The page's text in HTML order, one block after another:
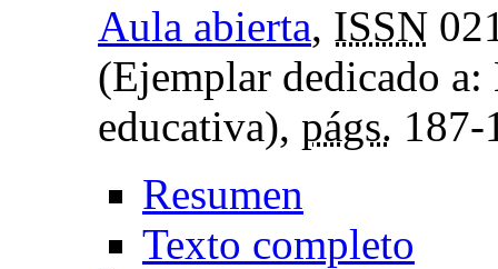
Aula abierta, ISSN
(Ejemplar dedicado
educativa), págs. 187-
Resumen
Texto completo